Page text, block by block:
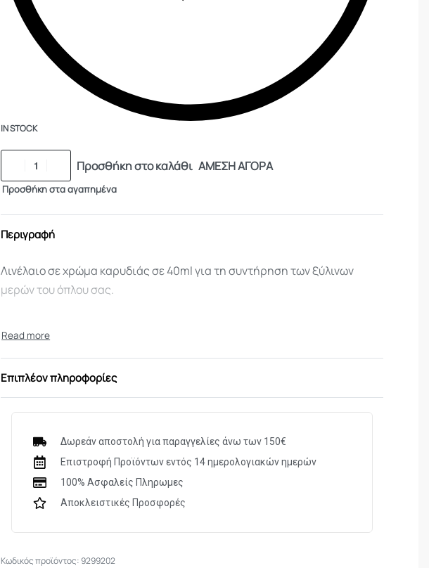
IN STOCK
Προσθήκη στο καλάθι ΑΜΕΣΗ ΑΓΟΡΑ
Προσθήκη στα αγαπημένα
Περιγραφή
Λινέλαιο σε χρώμα καρυδιάς σε 40ml για τη συντήρηση των ξύλινων
μερών του όπλου σας.
Επιπλέον πληροφορίες
Δωρεάν αποστολή για παραγγελίες άνω των 150€
Επιστροφή Προϊόντων εντός 14 ημερολογιακών ημερών
100% Ασφαλείς Πληρωμες
Αποκλειστικές Προσφορές
9299202